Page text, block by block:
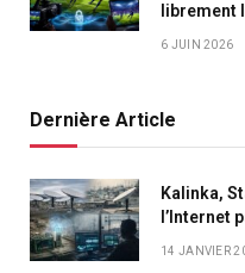
librement
6 JUIN 2026
Dernière Article
Kalinka,
l’Internet
14 JANVIER